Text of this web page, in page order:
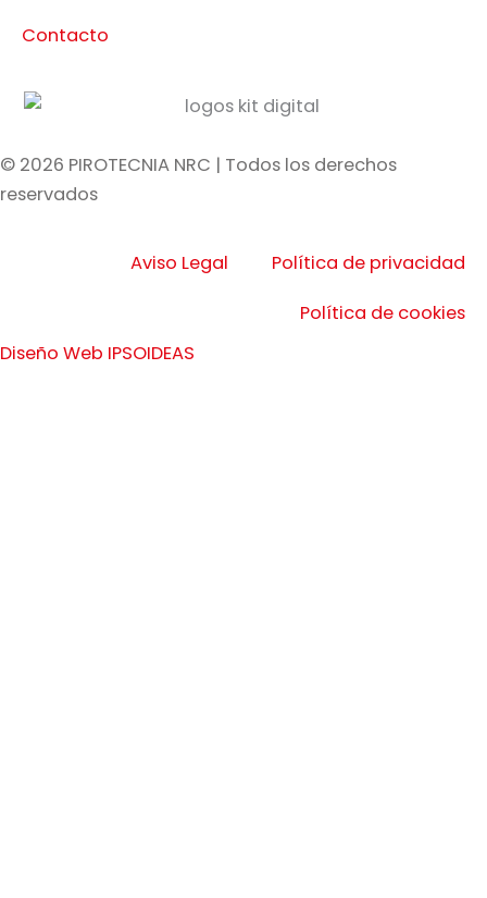
Contacto
© 2026 PIROTECNIA NRC | Todos los derechos
reservados
Aviso Legal
Política de privacidad
Política de cookies
Diseño Web IPSOIDEAS